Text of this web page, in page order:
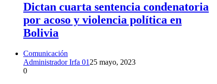
Dictan cuarta sentencia condenatoria
por acoso y violencia política en
Bolivia
Comunicación
Administrador Irfa 01 25 mayo, 2023
0